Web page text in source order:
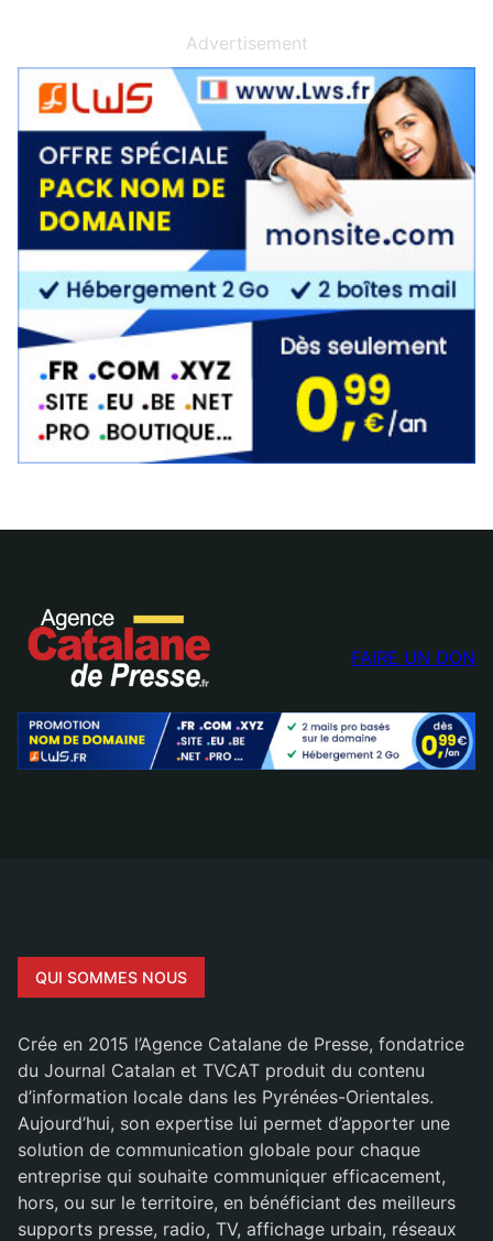
Advertisement
FAIRE UN DON
QUI SOMMES NOUS
Crée en 2015 l’Agence Catalane de Presse, fondatrice
du Journal Catalan et TVCAT produit du contenu
d’information locale dans les Pyrénées-Orientales.
Aujourd’hui, son expertise lui permet d’apporter une
solution de communication globale pour chaque
entreprise qui souhaite communiquer efficacement,
hors, ou sur le territoire, en bénéficiant des meilleurs
supports presse, radio, TV, affichage urbain, réseaux